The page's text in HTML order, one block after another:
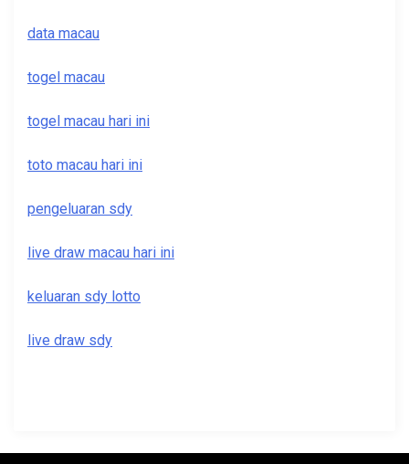
data macau
togel macau
togel macau hari ini
toto macau hari ini
pengeluaran sdy
live draw macau hari ini
keluaran sdy lotto
live draw sdy